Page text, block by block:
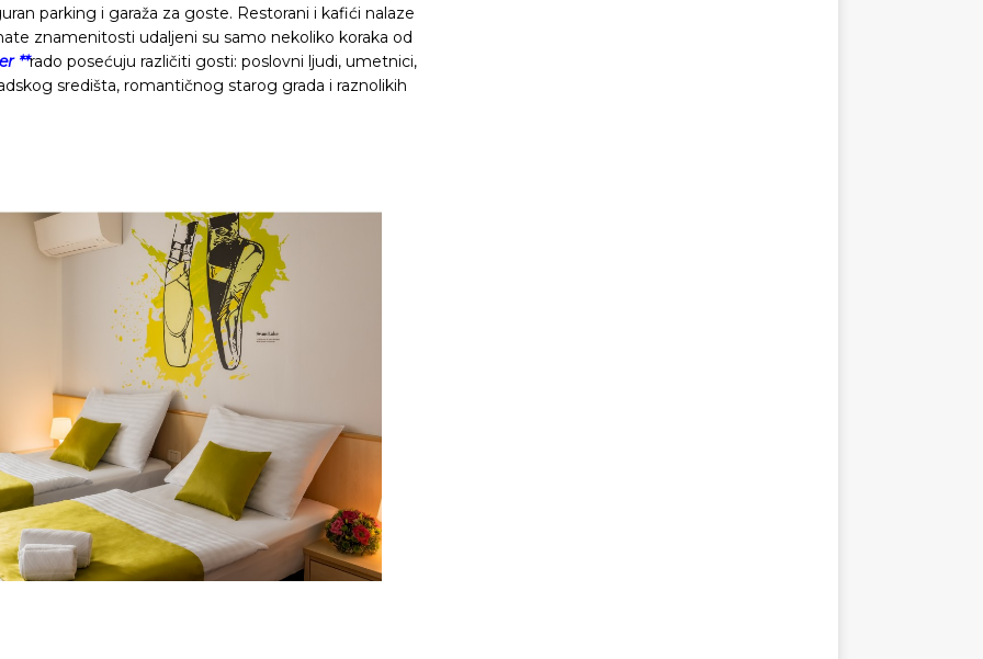
parking i garaža za goste. Restorani i kafići nalaze
znamenitosti udaljeni su samo nekoliko koraka od
**rado posećuju različiti gosti: poslovni ljudi, umetnici,
središta, romantičnog starog grada i raznolikih